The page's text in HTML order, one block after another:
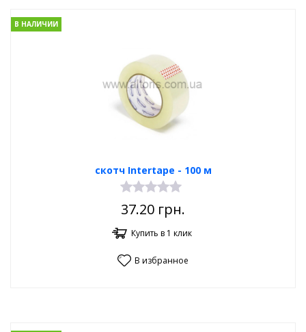
скотч Intertape - 100 м
В НАЛИЧИИ
37.20 грн.
Купить в 1 клик
В избранное